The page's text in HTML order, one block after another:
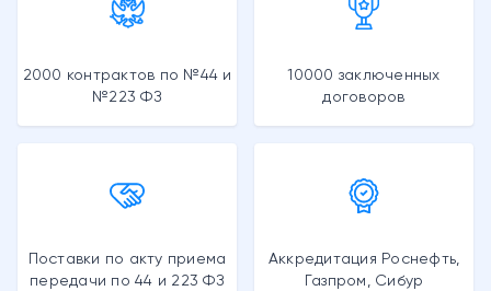
2000 контрактов по №44 и
№223 ФЗ
10000 заключенных
договоров
Поставки по акту приема
передачи по 44 и 223 ФЗ
Аккредитация Роснефть,
Газпром, Сибур